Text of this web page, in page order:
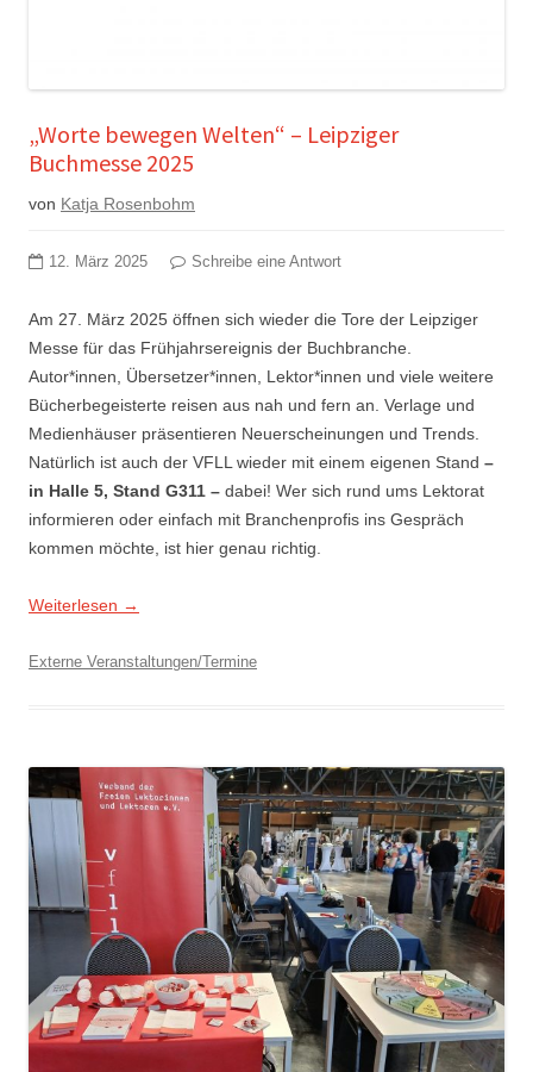
„Worte bewegen Welten“ – Leipziger
Buchmesse 2025
von Katja Rosenbohm
12. März 2025 Schreibe eine Antwort
Am 27. März 2025 öffnen sich wieder die Tore der Leipziger
Messe für das Frühjahrsereignis der Buchbranche.
Autor*innen, Übersetzer*innen, Lektor*innen und viele weitere
Bücherbegeisterte reisen aus nah und fern an. Verlage und
Medienhäuser präsentieren Neuerscheinungen und Trends.
Natürlich ist auch der VFLL wieder mit einem eigenen Stand –
in Halle 5, Stand G311 – dabei! Wer sich rund ums Lektorat
informieren oder einfach mit Branchenprofis ins Gespräch
kommen möchte, ist hier genau richtig.
Weiterlesen →
Externe Veranstaltungen/Termine